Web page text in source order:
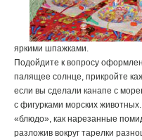
яркими шпажками.
Подойдите к вопросу
палящее солнце, прикройте
если вы сделали канапе с
с фигурками морских
«блюдо», как нарезанные
разложив вокруг тарелки